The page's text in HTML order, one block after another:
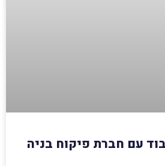
עם חברת פיקוח בניה